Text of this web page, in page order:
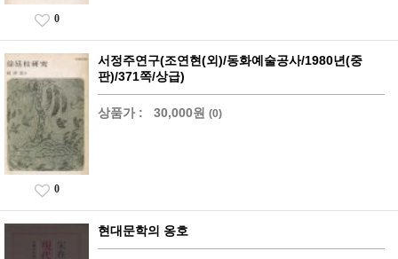
0
서정주연구(조연현(외)/동화예술공사/1980년(중
판)/371쪽/상급)
상품가 : 30,000원 (0)
0
현대문학의 옹호